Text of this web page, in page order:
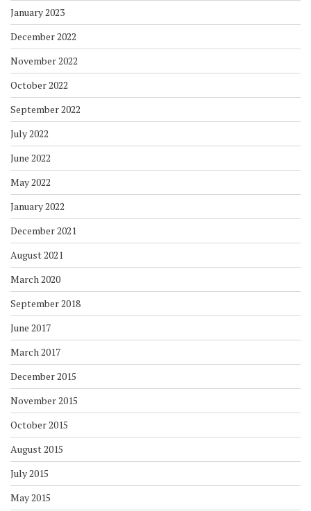
January 2023
December 2022
November 2022
October 2022
September 2022
July 2022
June 2022
May 2022
January 2022
December 2021
August 2021
March 2020
September 2018
June 2017
March 2017
December 2015
November 2015
October 2015
August 2015
July 2015
May 2015